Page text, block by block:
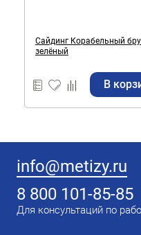
Сайдинг Корабельный
зелёный
В
info@metizy.ru
8 800 101-85-85
Для консультаций по